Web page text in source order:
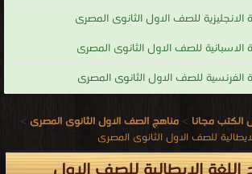
للصف الاول الثانوى المصرى
للصف الاول الثانوى المصرى
للصف الاول الثانوى المصرى
الكتب مجانا > مناهج الصف الاول الثانوى المصرى >
للصف الاول الثانوى المصرى